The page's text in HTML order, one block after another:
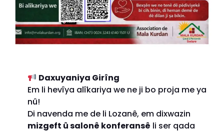
Daxuyaniya Girîng
Em li hevîya alîkariya we ne ji bo proja me ya
nû!
Di navenda me de li Lozanê, em dixwazin
mizgeft û salonê konferansê li ser qada